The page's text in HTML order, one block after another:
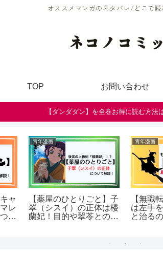
オススメマンガのネタバレ/どこで
ネコノコミ
TOP お問い合わせ
【ダンダダン】を全巻お得に読む方
少年漫画
【葬送のフリーレン】一
級魔法使い試験編の概要
まとめ（ネタバレ含む）
少年漫画
【呪術廻
こで読め
方法は？